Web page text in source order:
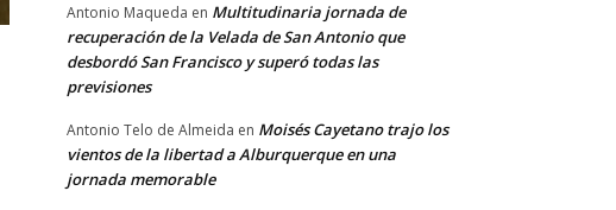
Antonio Maqueda en Multitudinaria jornada de
recuperación de la Velada de San Antonio que
desbordó San Francisco y superó todas las
previsiones
Antonio Telo de Almeida en Moisés Cayetano trajo los
vientos de la libertad a Alburquerque en una
jornada memorable